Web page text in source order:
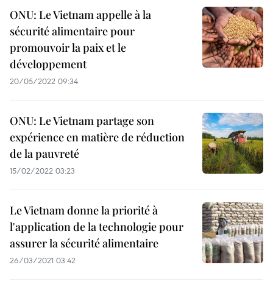
ONU: Le Vietnam appelle à la
sécurité alimentaire pour
promouvoir la paix et le
développement
20/05/2022 09:34
ONU: Le Vietnam partage son
expérience en matière de réduction
de la pauvreté
15/02/2022 03:23
Le Vietnam donne la priorité à
l'application de la technologie pour
assurer la sécurité alimentaire
26/03/2021 03:42